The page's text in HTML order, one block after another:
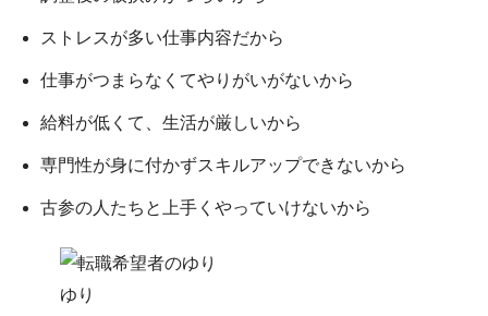
ストレスが多い仕事内容だから
仕事がつまらなくてやりがいがないから
給料が低くて、生活が厳しいから
専門性が身に付かずスキルアップできないから
古参の人たちと上手くやっていけないから
ゆり